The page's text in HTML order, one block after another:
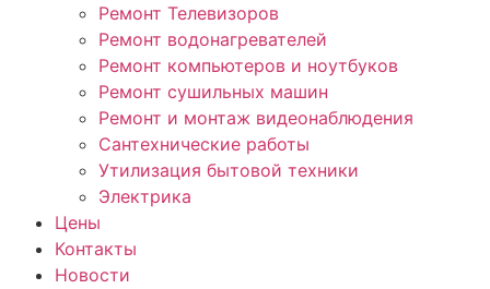
Ремонт Телевизоров
Ремонт водонагревателей
Ремонт компьютеров и ноутбуков
Ремонт сушильных машин
Ремонт и монтаж видеонаблюдения
Сантехнические работы
Утилизация бытовой техники
Электрика
Цены
Контакты
Новости